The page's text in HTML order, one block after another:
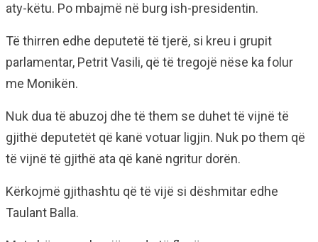
aty-këtu. Po mbajmë në burg ish-presidentin.
Të thirren edhe deputetë të tjerë, si kreu i grupit
parlamentar, Petrit Vasili, që të tregojë nëse ka folur
me Monikën.
Nuk dua të abuzoj dhe të them se duhet të vijnë të
gjithë deputetët që kanë votuar ligjin. Nuk po them që
të vijnë të gjithë ata që kanë ngritur dorën.
Kërkojmë gjithashtu që të vijë si dëshmitar edhe
Taulant Balla.